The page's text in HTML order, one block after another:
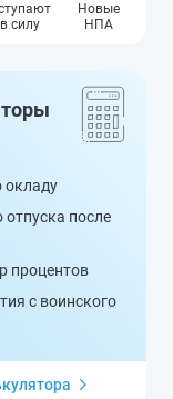
в силу
Новые
НПА
окладу
отпуска после
процентов
с воинского